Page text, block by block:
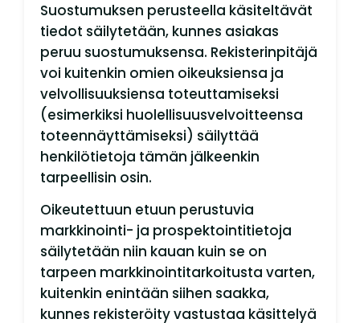
Suostumuksen perusteella käsiteltävät
tiedot säilytetään, kunnes asiakas
peruu suostumuksensa. Rekisterinpitäjä
voi kuitenkin omien oikeuksiensa ja
velvollisuuksiensa toteuttamiseksi
(esimerkiksi huolellisuusvelvoitteensa
toteennäyttämiseksi) säilyttää
henkilötietoja tämän jälkeenkin
tarpeellisin osin.
Oikeutettuun etuun perustuvia
markkinointi- ja prospektointitietoja
säilytetään niin kauan kuin se on
tarpeen markkinointitarkoitusta varten,
kuitenkin enintään siihen saakka,
kunnes rekisteröity vastustaa käsittelyä